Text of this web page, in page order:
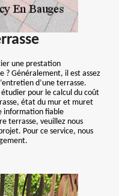
une prestation
? Généralement, il est assez
d’une terrasse.
étudier pour le calcul du coût
état du mur et muret
information fiable
terrasse, veuillez nous
Pour ce service, nous